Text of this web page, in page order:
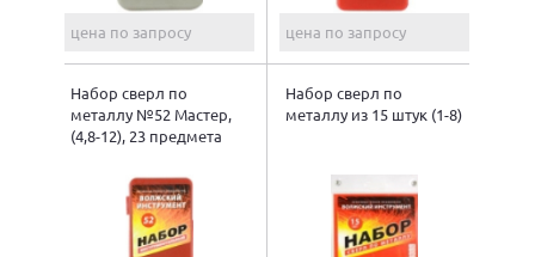
цена по запросу цена по запросу
Набор сверл по
металлу №52 Мастер,
(4,8-12), 23 предмета
Набор сверл по
металлу из 15 штук (1-8)